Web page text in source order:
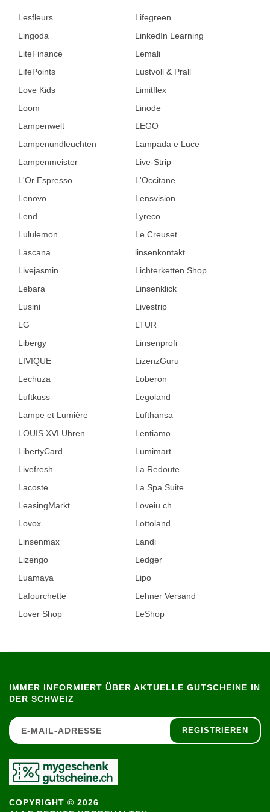
Lesfleurs
Lifegreen
Lingoda
LinkedIn Learning
LiteFinance
Lemali
LifePoints
Lustvoll & Prall
Love Kids
Limitflex
Loom
Linode
Lampenwelt
LEGO
Lampenundleuchten
Lampada e Luce
Lampenmeister
Live-Strip
L'Or Espresso
L'Occitane
Lenovo
Lensvision
Lend
Lyreco
Lululemon
Le Creuset
Lascana
linsenkontakt
Livejasmin
Lichterketten Shop
Lebara
Linsenklick
Lusini
Livestrip
LG
LTUR
Libergy
Linsenprofi
LIVIQUE
LizenzGuru
Lechuza
Loberon
Luftkuss
Legoland
Lampe et Lumière
Lufthansa
LOUIS XVI Uhren
Lentiamo
LibertyCard
Lumimart
Livefresh
La Redoute
Lacoste
La Spa Suite
LeasingMarkt
Loveiu.ch
Lovox
Lottoland
Linsenmax
Landi
Lizengo
Ledger
Luamaya
Lipo
Lafourchette
Lehner Versand
Lover Shop
LeShop
COPYRIGHT © 2026
IMMER INFORMIERT ÜBER AKTUELLE GUTSCHEINE IN
DER SCHWEIZ
REGISTRIEREN